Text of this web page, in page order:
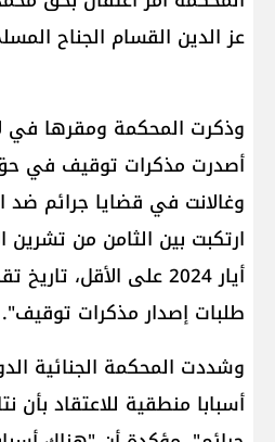
عز الدين القسام الجناح
وذكرت المحكمة ومقرها في
أصدرت مذكرات توقيف في حق
وغالانت في قضايا جرائم ضد
أيار 2024 على الأقل،
طلبات إصدار مذكرات توقيف".
وشددت المحكمة الجنائية
أسبابا منطقية للاعتقاد بأن